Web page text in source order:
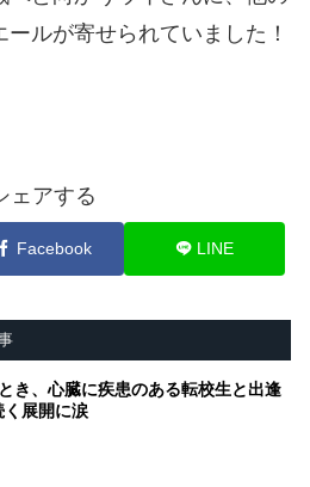
ルが寄せられていました！
ェアする
Facebook LINE
とき、心臓に疾患のある転校生と出逢
展開に涙